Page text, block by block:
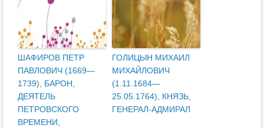
ШАФИРОВ ПЕТР
ПАВЛОВИЧ (1669—
1739), БАРОН,
ДЕЯТЕЛЬ
ПЕТРОВСКОГО
ВРЕМЕНИ,
ГОЛИЦЫН МИХАИЛ
МИХАЙЛОВИЧ
(1.11.1684—
25.05.1764), КНЯЗЬ,
ГЕНЕРАЛ-АДМИРАЛ